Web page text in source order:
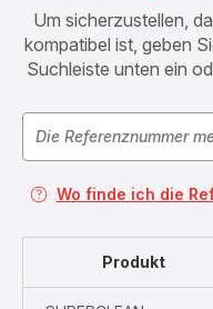
Um sicherzustellen,
kompatibel ist, geben
Suchleiste unten ein
Wo finde ich die
Produkt